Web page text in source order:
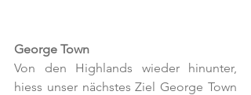
George Town
Von den Highlands wieder hinunter,
hiess unser nächstes Ziel George Town